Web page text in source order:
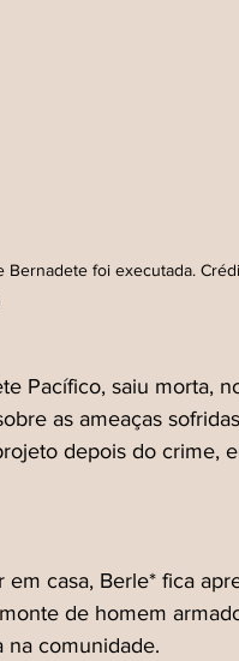
Bernadete foi executada.
Pacífico, saiu morta,
as ameaças
depois do crime,
casa, Berle* fica
de homem
na comunidade.